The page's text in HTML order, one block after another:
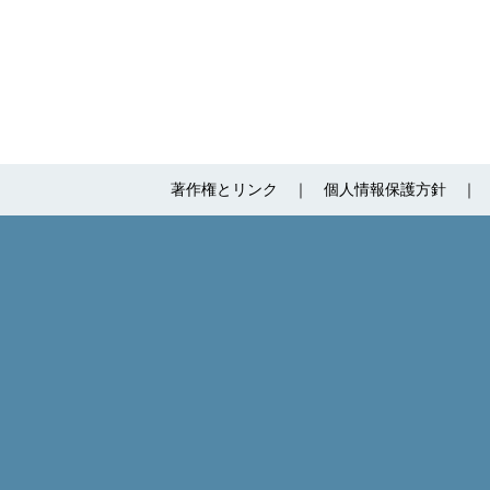
著作権とリンク 個人情報保護方針